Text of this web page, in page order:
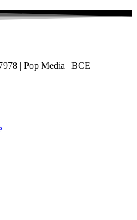
| Pop Media | BCE